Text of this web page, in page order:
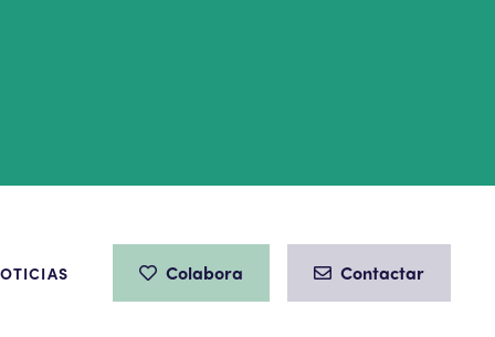
Colabora Contactar